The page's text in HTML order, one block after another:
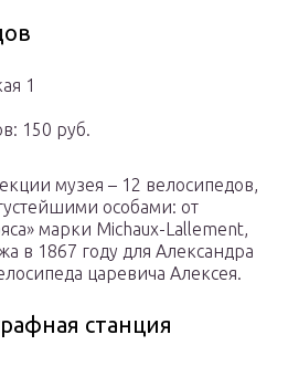
1
150 руб.
музея – 12 велосипедов,
особами: от
марки Michaux-Lallement,
в 1867 году для Александра
царевича Алексея.
станция